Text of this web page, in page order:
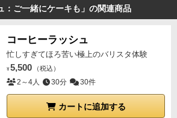
あんまりないので満足度高め⑤ インタラク
り易いので面白い人数多ければ兎に角カー
いくしバタバタワタワタカード運によるも
どもそこも盛り上がるのも良いポイント
バランス…４ちょっと難しい点だけどある
切りは大事何度も言うけど運要素は割と合
皆に言えることだからそこまで問題では無
：ご一緒にケーキも」の関連商品
コーヒーラッシュ
忙しすぎてほろ苦い極上のバリスタ体験
¥ 5,500 （税込）
2～4人 30分 30件
カートに追加する